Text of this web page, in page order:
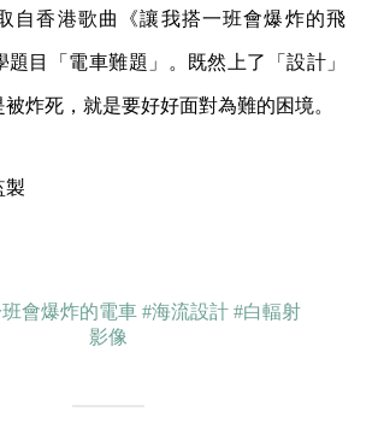
自香港歌曲《讓我搭一班會爆炸的飛
題目「電車難題」。既然上了「設計」
炸死，就是要好好面對為難的困境。
製
會爆炸的電車 #海流設計 #白輻射
影像